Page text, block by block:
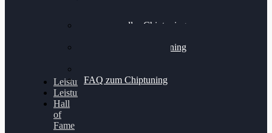
Professionelles Chiptuning
Professionelles Chiptuning
FAQ zum Chiptuning
Leistungsmessung
Leistungsprüfstand
Hall
of
Fame